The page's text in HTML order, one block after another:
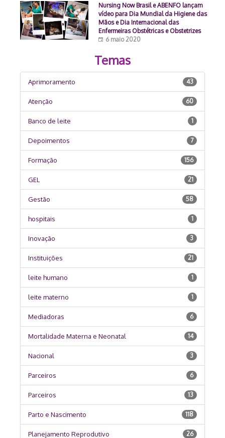
Nursing Now Brasil e ABENFO lançam
vídeo para Dia Mundial da Higiene das
Mãos e Dia Internacional das
Enfermeiras Obstétricas e Obstetrizes
6 maio 2020
Temas
Aprimoramento 43
Atenção 60
Banco de leite 1
Depoimentos 7
Formação 156
GEL 21
Gestão 58
hospitais 1
Inovação 3
Instituições 21
leite humano 1
leite materno 1
Mediadoras 6
Mortalidade Materna e Neonatal 14
Nacional 3
Parceiros 6
Parceiros 13
Parto e Nascimento 118
Planejamento Reprodutivo 26